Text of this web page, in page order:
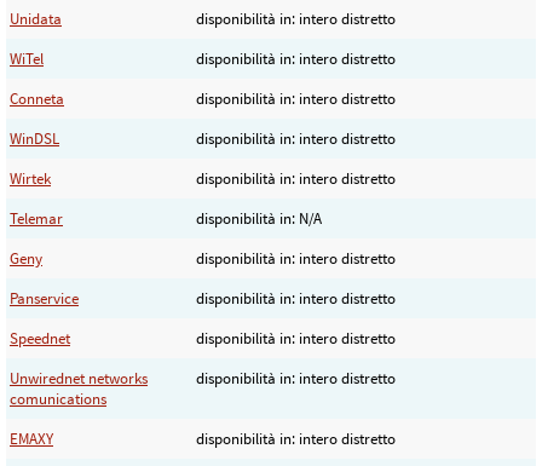
Unidata
disponibilità in: intero distretto
WiTel
disponibilità in: intero distretto
Conneta
disponibilità in: intero distretto
WinDSL
disponibilità in: intero distretto
Wirtek
disponibilità in: intero distretto
Telemar
disponibilità in: N/A
Geny
disponibilità in: intero distretto
Panservice
disponibilità in: intero distretto
Speednet
disponibilità in: intero distretto
Unwirednet networks
comunications
disponibilità in: intero distretto
EMAXY
disponibilità in: intero distretto